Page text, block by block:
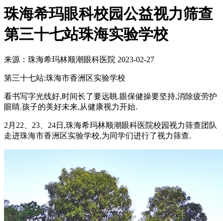
珠海希玛眼科校园公益视力筛查
第三十七站珠海实验学校
来源：珠海希玛林顺潮眼科医院 2023-02-27
第三十七站:珠海市香洲区实验学校
看书写字光线好,时间长了要远眺.眼保健操要坚持,消除疲劳护
眼睛.孩子的美好未来,从健康视力开始.
2月22、23、24日,珠海希玛林顺潮眼科医院校园视力筛查团队
走进珠海市香洲区实验学校,为同学们进行了视力筛查.